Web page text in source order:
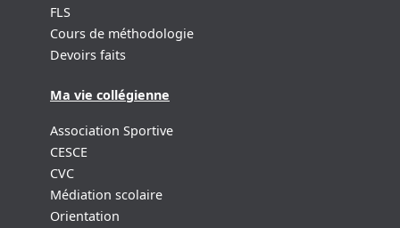
FLS
Cours de méthodologie
Devoirs faits
Ma vie collégienne
Association Sportive
CESCE
CVC
Médiation scolaire
Orientation